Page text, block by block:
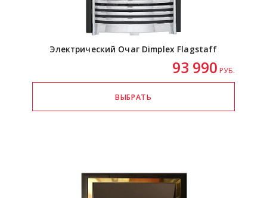
Электрический Очаг Dimplex Flagstaff
93 990 РУБ.